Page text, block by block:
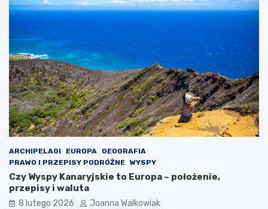
ARCHIPELAGI EUROPA
GEOGRAFIA
PRAWO I PRZEPISY PODRÓŻNE WYSPY
Czy Wyspy Kanaryjskie to Europa – położenie,
przepisy i waluta
8 lutego 2026 Joanna Walkowiak